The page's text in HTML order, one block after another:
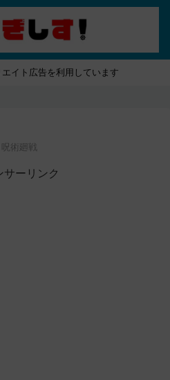
イト広告を利用しています
呪術廻戦
サーリンク